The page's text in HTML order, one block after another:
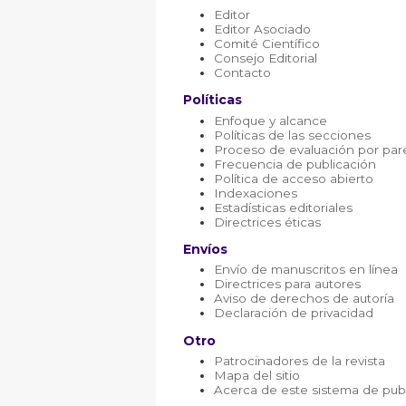
Editor
Editor Asociado
Comité Científico
Consejo Editorial
Contacto
Políticas
Enfoque y alcance
Políticas de las secciones
Proceso de evaluación por
Frecuencia de publicación
Política de acceso abierto
Indexaciones
Estadísticas editoriales
Directrices éticas
Envíos
Envío de manuscritos en línea
Directrices para autores
Aviso de derechos de autoría
Declaración de privacidad
Otro
Patrocinadores de la revista
Mapa del sitio
Acerca de este sistema de